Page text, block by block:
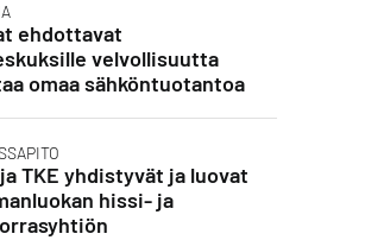
ehdottavat
velvollisuutta
omaa sähköntuotantoa
ja TKE yhdistyvät ja luovat
hissi- ja